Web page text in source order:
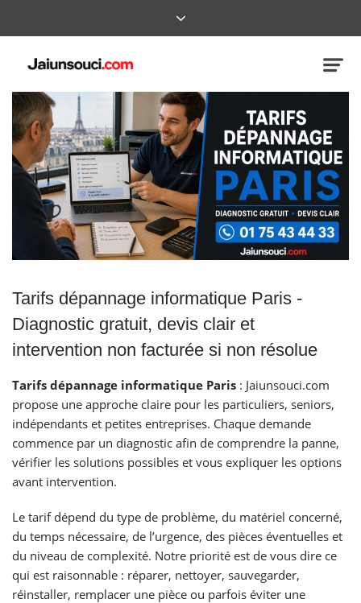
Tarifs dépannage informatique Paris -
Diagnostic gratuit, devis clair et
intervention non facturée si non résolue
Tarifs dépannage informatique Paris : Jaiunsouci.com
propose une approche claire pour les particuliers, seniors,
indépendants et petites entreprises. Chaque demande
commence par un diagnostic afin de comprendre la panne,
vérifier les solutions possibles et vous expliquer les options
avant intervention.
Le tarif dépend du type de problème, du matériel concerné,
du temps nécessaire, de l’urgence, des pièces éventuelles et
du niveau de complexité. Notre priorité est de vous dire ce
qui est raisonnable : réparer, nettoyer, sauvegarder,
réinstaller, remplacer une pièce ou parfois éviter une